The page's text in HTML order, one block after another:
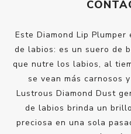
Este Diamond Lip
de labios: es un suero de
que nutre los labios, al
se vean más carnosos
Lustrous Diamond Dust
de labios brinda un
preciosa en una sola